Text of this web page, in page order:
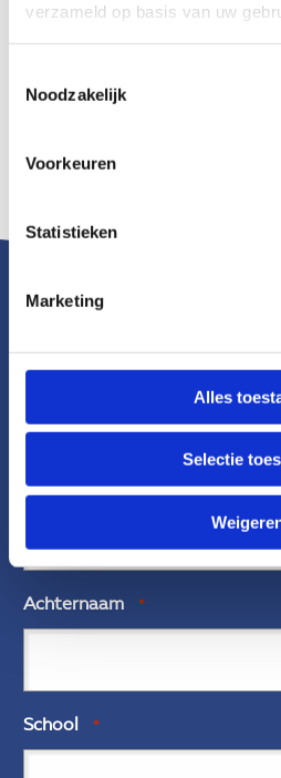
verzameld op basis van uw
Noodzakelijk
Voorkeuren
Statistieken
Marketing
Alles
Selectie
trekken, wederzijdse
We nodigen jullie van harte uit om
onderwijs in IJmond.
" *" geeft vereiste velden aan
Voornaam *
Achternaam *
School *